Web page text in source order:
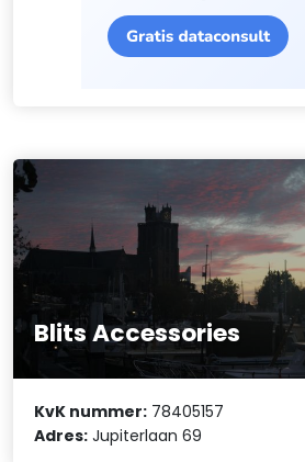
Blits Accessories
KvK nummer: 78405157
Adres: Jupiterlaan 69